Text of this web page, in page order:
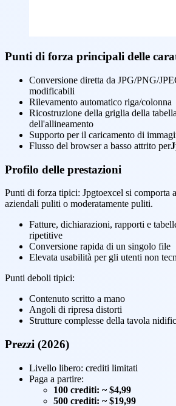
Punti di forza principali delle
Conversione diretta da JPG/PNG/
modificabili
Rilevamento automatico riga/colonna
Ricostruzione della griglia della
dell'allineamento
Supporto per il caricamento di
Flusso del browser a basso attrito per
Profilo delle prestazioni
Punti di forza tipici: Jpgtoexcel si comporta
aziendali puliti o moderatamente puliti.
Fatture, dichiarazioni, rapporti e
ripetitive
Conversione rapida di un singolo file
Elevata usabilità per gli utenti non
Punti deboli tipici:
Contenuto scritto a mano
Angoli di ripresa distorti
Strutture complesse della tavola
Prezzi (2026)
Livello libero: crediti limitati
Paga a partire:
100 crediti: ~ $4,99
500 crediti: ~ $19,99